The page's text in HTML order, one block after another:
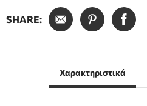
SHARE:
Χαρακτηριστικά